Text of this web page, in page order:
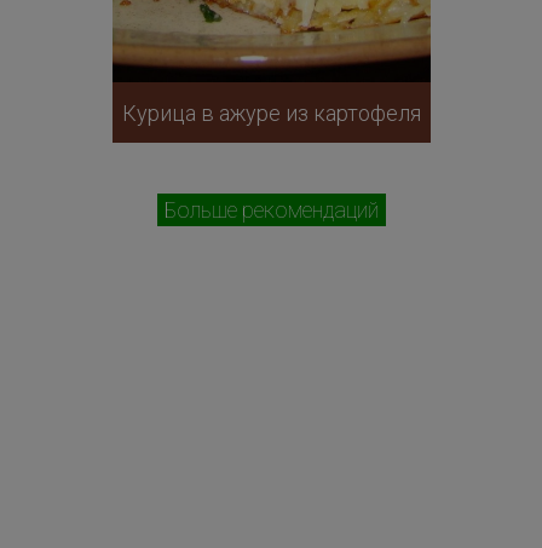
Курица в ажуре из картофеля
Больше рекомендаций